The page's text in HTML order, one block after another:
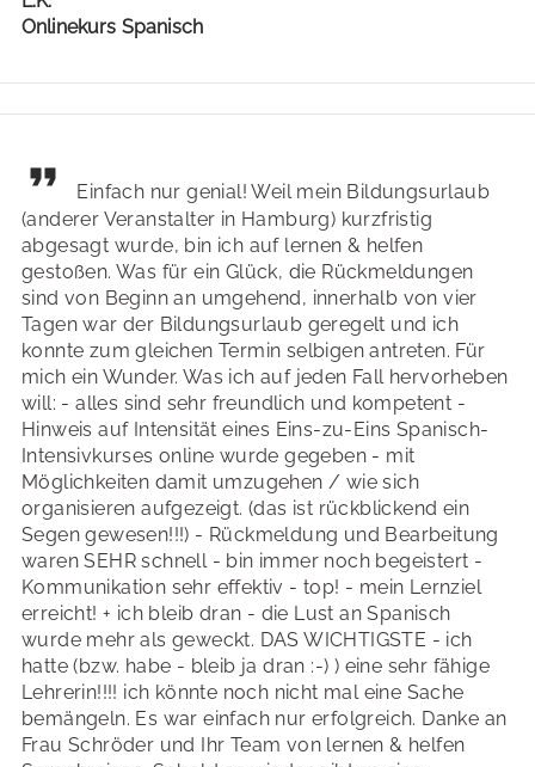
Onlinekurs Spanisch
Einfach nur genial! Weil mein Bildungsurlaub
(anderer Veranstalter in Hamburg) kurzfristig
abgesagt wurde, bin ich auf lernen & helfen
gestoßen. Was für ein Glück, die Rückmeldungen
sind von Beginn an umgehend, innerhalb von vier
Tagen war der Bildungsurlaub geregelt und ich
konnte zum gleichen Termin selbigen antreten. Für
mich ein Wunder. Was ich auf jeden Fall hervorheben
will: - alles sind sehr freundlich und kompetent -
Hinweis auf Intensität eines Eins-zu-Eins Spanisch-
Intensivkurses online wurde gegeben - mit
Möglichkeiten damit umzugehen / wie sich
organisieren aufgezeigt. (das ist rückblickend ein
Segen gewesen!!!) - Rückmeldung und Bearbeitung
waren SEHR schnell - bin immer noch begeistert -
Kommunikation sehr effektiv - top! - mein Lernziel
erreicht! + ich bleib dran - die Lust an Spanisch
wurde mehr als geweckt. DAS WICHTIGSTE - ich
hatte (bzw. habe - bleib ja dran :-) ) eine sehr fähige
Lehrerin!!!! ich könnte noch nicht mal eine Sache
bemängeln. Es war einfach nur erfolgreich. Danke an
Frau Schröder und Ihr Team von lernen & helfen